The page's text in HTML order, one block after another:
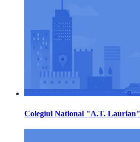
Colegiul National "A.T. Laurian"